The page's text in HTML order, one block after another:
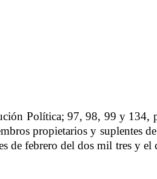
Política; 97, 98, 99 y 134,
propietarios y suplentes
de febrero del dos mil tres y el